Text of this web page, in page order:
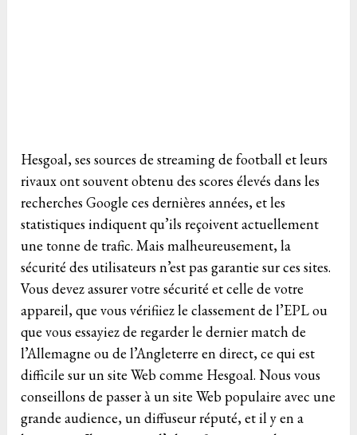
Hesgoal, ses sources de streaming de football et leurs
rivaux ont souvent obtenu des scores élevés dans les
recherches Google ces dernières années, et les
statistiques indiquent qu’ils reçoivent actuellement
une tonne de trafic. Mais malheureusement, la
sécurité des utilisateurs n’est pas garantie sur ces sites.
Vous devez assurer votre sécurité et celle de votre
appareil, que vous vérifiiez le classement de l’EPL ou
que vous essayiez de regarder le dernier match de
l’Allemagne ou de l’Angleterre en direct, ce qui est
difficile sur un site Web comme Hesgoal. Nous vous
conseillons de passer à un site Web populaire avec une
grande audience, un diffuseur réputé, et il y en a